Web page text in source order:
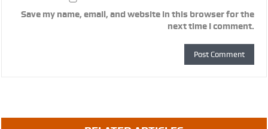
Save my name, email, and website in this browser for the
next time I comment.